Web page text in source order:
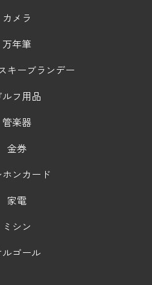
カメラ
万年筆
キーブランデー
ルフ用品
管楽器
金券
ホンカード
家電
ミシン
ルゴール